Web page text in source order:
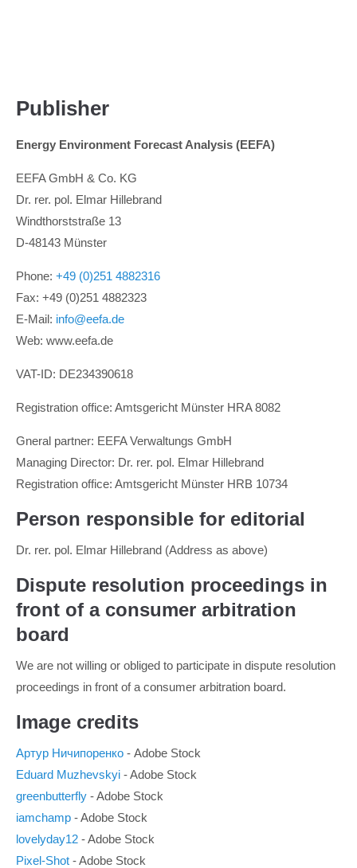
Publisher
Energy Environment Forecast Analysis (EEFA)
EEFA GmbH & Co. KG
Dr. rer. pol. Elmar Hillebrand
Windthorststraße 13
D-48143 Münster
Phone: +49 (0)251 4882316
Fax: +49 (0)251 4882323
E-Mail: info@eefa.de
Web: www.eefa.de
VAT-ID: DE234390618
Registration office: Amtsgericht Münster HRA 8082
Gneral partner: EEFA Verwaltungs GmbH
Managing Director: Dr. rer. pol. Elmar Hillebrand
Registration office: Amtsgericht Münster HRB 10734
Person responsible for editorial
Dr. rer. pol. Elmar Hillebrand (Address as above)
Dispute resolution proceedings in
front of a consumer arbitration
board
We are not willing or obliged to participate in dispute resolution
proceedings in front of a consumer arbitration board.
Image credits
Артур Ничипоренко - Adobe Stock
Eduard Muzhevskyi - Adobe Stock
greenbutterfly - Adobe Stock
iamchamp - Adobe Stock
lovelyday12 - Adobe Stock
Pixel-Shot - Adobe Stock